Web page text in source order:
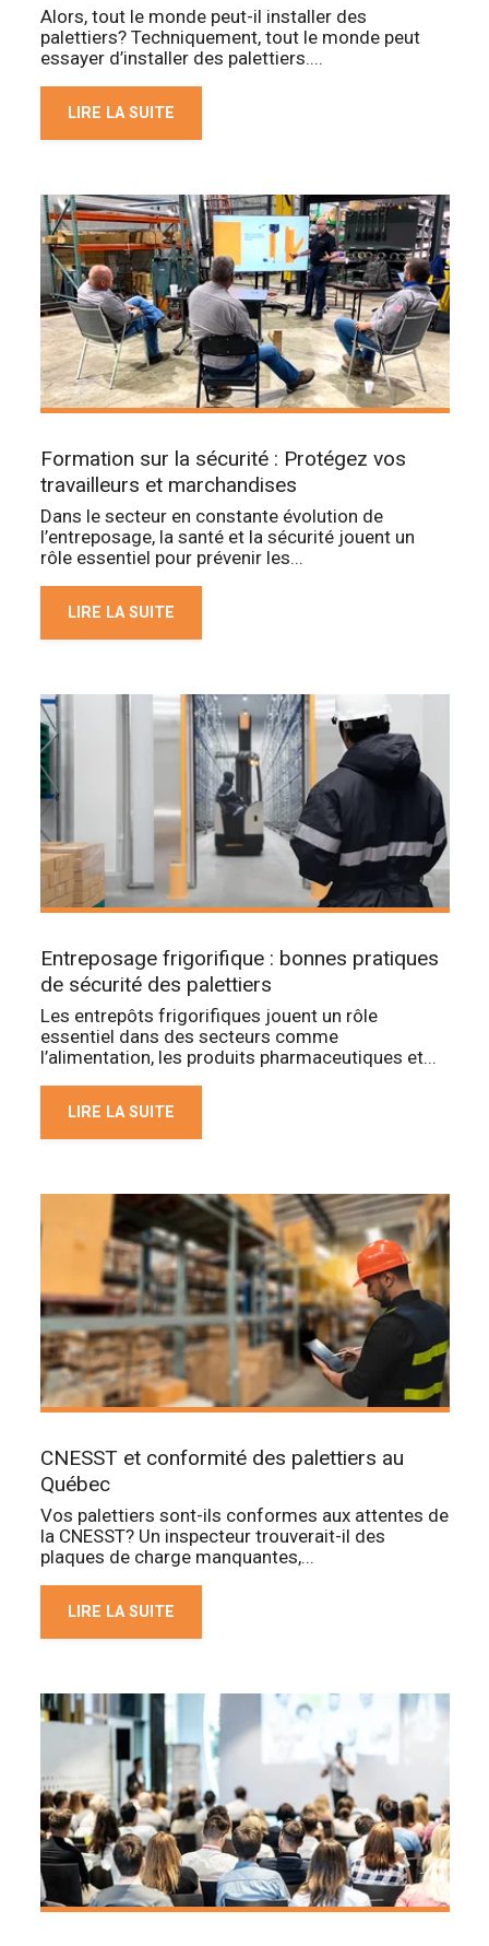
Alors, tout le monde peut-il installer des
palettiers? Techniquement, tout le monde peut
essayer d’installer des palettiers....
LIRE LA SUITE
Formation sur la sécurité : Protégez vos
travailleurs et marchandises
Dans le secteur en constante évolution de
l’entreposage, la santé et la sécurité jouent un
rôle essentiel pour prévenir les...
LIRE LA SUITE
Entreposage frigorifique : bonnes pratiques
de sécurité des palettiers
Les entrepôts frigorifiques jouent un rôle
essentiel dans des secteurs comme
l’alimentation, les produits pharmaceutiques et...
LIRE LA SUITE
CNESST et conformité des palettiers au
Québec
Vos palettiers sont-ils conformes aux attentes de
la CNESST? Un inspecteur trouverait-il des
plaques de charge manquantes,...
LIRE LA SUITE